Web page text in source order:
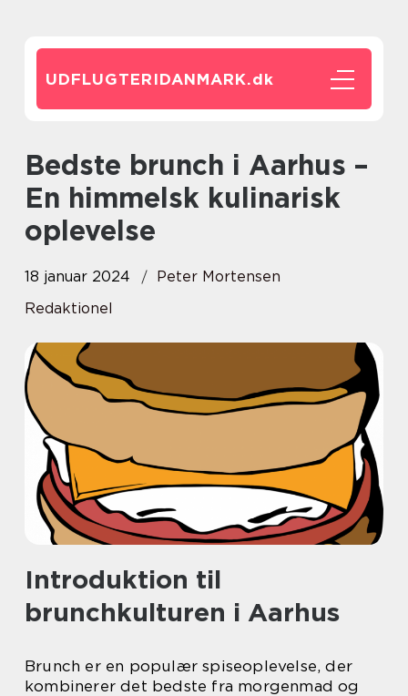
UDFLUGTERIDANMARK.dk
Bedste brunch i Aarhus –
En himmelsk kulinarisk
oplevelse
18 januar 2024
Peter Mortensen
Redaktionel
Introduktion til
brunchkulturen i Aarhus
Brunch er en populær spiseoplevelse, der
kombinerer det bedste fra morgenmad og